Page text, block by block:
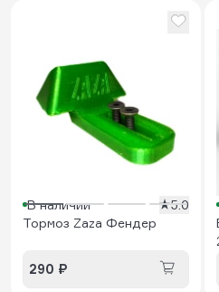
В наличии
5.0
Тормоз Zaza Фендер
290 ₽